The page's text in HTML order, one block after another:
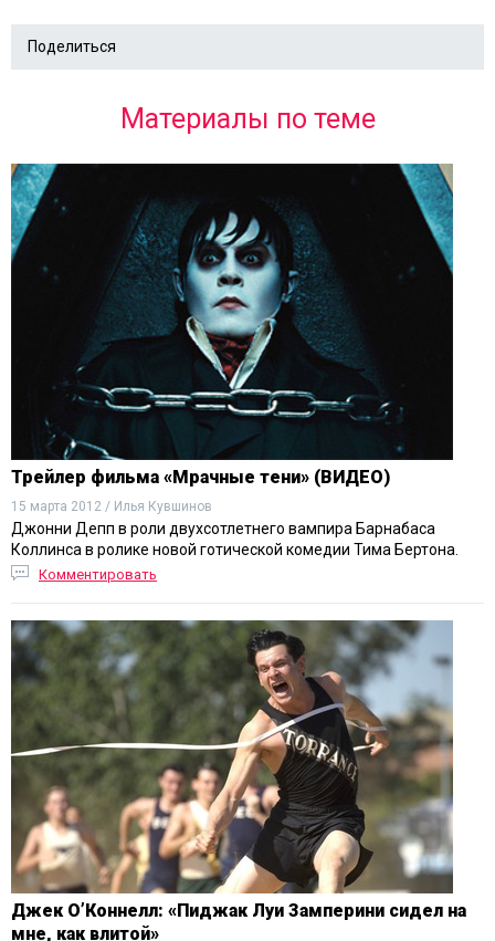
Поделиться
Материалы по теме
Трейлер фильма «Мрачные тени» (ВИДЕО)
15 марта 2012 / Илья Кувшинов
Джонни Депп в роли двухсотлетнего вампира Барнабаса
Коллинса в ролике новой готической комедии Тима Бертона.
Комментировать
Джек О’Коннелл: «Пиджак Луи Замперини сидел на
мне, как влитой»